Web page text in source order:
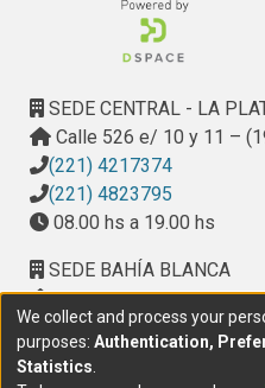
SEDE CENTRAL - LA
Calle 526 e/ 10 y 11 –
(221) 4217374
(221) 4823795
08.00 hs a 19.00 hs
SEDE BAHÍA BLANCA
Calle Ciudad de Cali
Provincial del Sudoeste
(291) 459 2550
, interno
We collect and process your
purposes: Authentication,
Statistics